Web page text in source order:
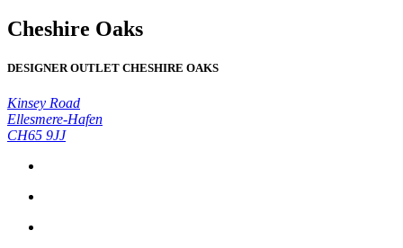
Cheshire Oaks
DESIGNER OUTLET CHESHIRE OAKS
Kinsey Road
Ellesmere-Hafen
CH65 9JJ